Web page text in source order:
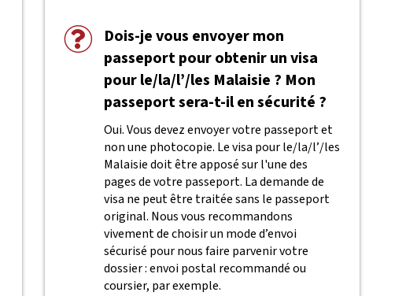
Dois-je vous envoyer mon
passeport pour obtenir un visa
pour le/la/l’/les Malaisie ? Mon
passeport sera-t-il en sécurité ?
Oui. Vous devez envoyer votre passeport et
non une photocopie. Le visa pour le/la/l’/les
Malaisie doit être apposé sur l'une des
pages de votre passeport. La demande de
visa ne peut être traitée sans le passeport
original. Nous vous recommandons
vivement de choisir un mode d’envoi
sécurisé pour nous faire parvenir votre
dossier : envoi postal recommandé ou
coursier, par exemple.